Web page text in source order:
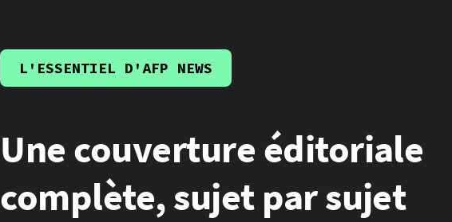
L'ESSENTIEL D'AFP NEWS
Une couverture éditoriale
complète, sujet par sujet